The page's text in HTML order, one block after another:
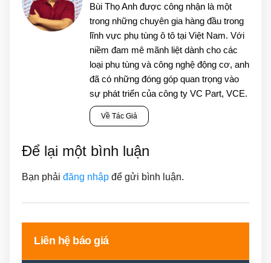
Bùi Thọ Anh được công nhận là một
trong những chuyên gia hàng đầu trong
lĩnh vực phụ tùng ô tô tại Việt Nam. Với
niềm đam mê mãnh liệt dành cho các
loại phụ tùng và công nghệ động cơ, anh
đã có những đóng góp quan trọng vào
sự phát triển của công ty VC Part, VCE.
Về Tác Giả
Để lại một bình luận
Bạn phải đăng nhập để gửi bình luận.
Liên hệ báo giá